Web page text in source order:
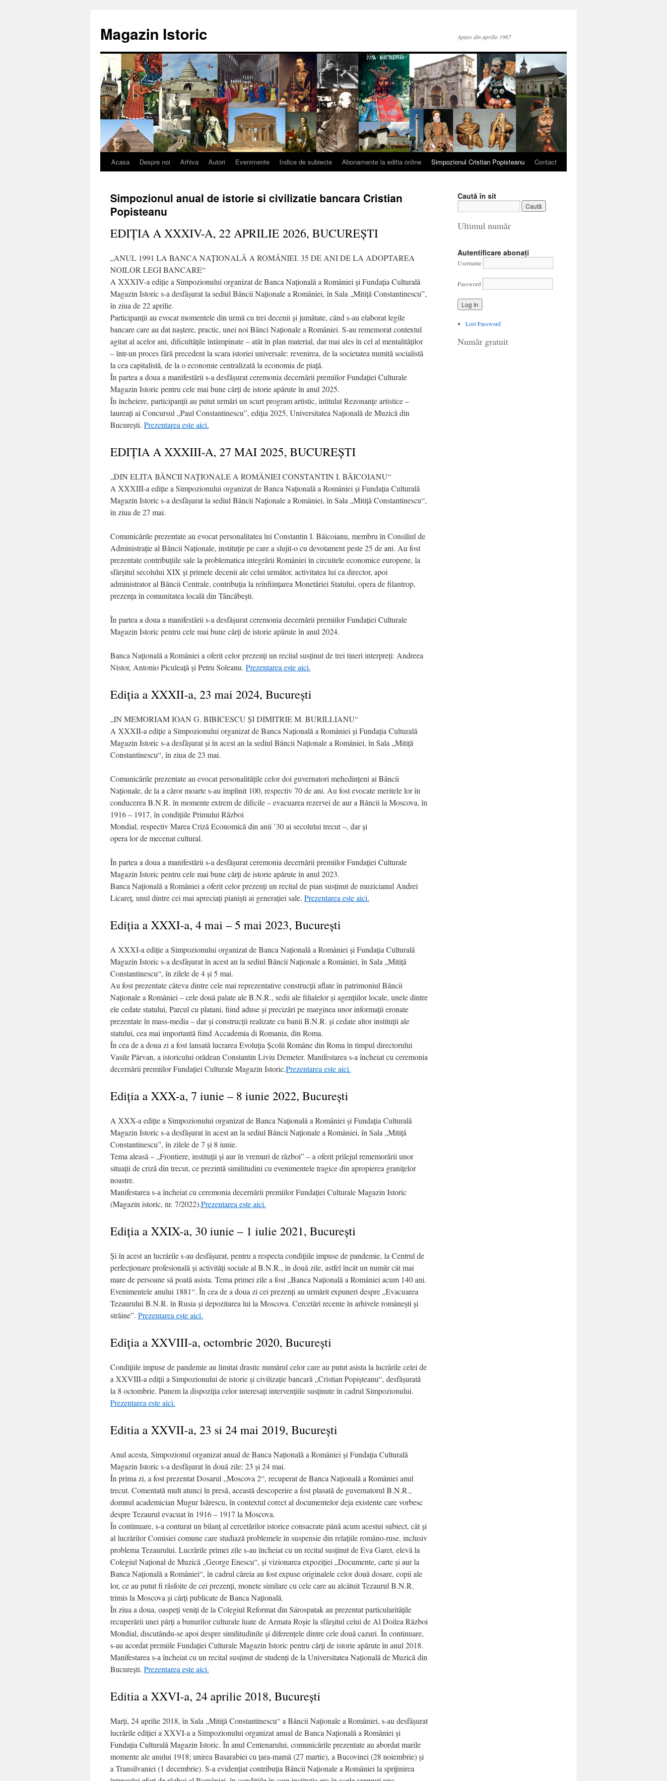
conținut
Magazin Istoric Apare din aprilie 1967
Acasa Despre noi Arhiva Autori Evenimente Indice de subiecte Abonamente la editia online Simpozionul Cristian Popisteanu Contact
Simpozionul anual de istorie si civilizatie bancara Cristian
Popisteanu
EDIŢIA A XXXIV-A, 22 APRILIE 2026, BUCUREŞTI
„ANUL 1991 LA BANCA NAȚIONALĂ A ROMÂNIEI. 35 DE ANI DE LA ADOPTAREA
NOILOR LEGI BANCARE“
A XXXIV-a ediţie a Simpozionului organizat de Banca Naţională a României şi Fundaţia Culturală
Magazin Istoric s-a desfăşurat la sediul Băncii Naţionale a României, în Sala „Mitiţă Constantinescu”,
în ziua de 22 aprilie.
Participanții au evocat momentele din urmă cu trei decenii și jumătate, când s-au elaborat legile
bancare care au dat naştere, practic, unei noi Bănci Naţionale a României. S-au rememorat contextul
agitat al acelor ani, dificultăţile întâmpinate – atât în plan material, dar mai ales în cel al mentalităţilor
– într-un proces fără precedent la scara istoriei universale: revenirea, de la societatea numită socialistă
la cea capitalistă, de la o economie centralizată la economia de piaţă.
În partea a doua a manifestării s-a desfăşurat ceremonia decernării premiilor Fundaţiei Culturale
Magazin Istoric pentru cele mai bune cărţi de istorie apărute în anul 2025.
În încheiere, participanţii au putut urmări un scurt program artistic, intitulat Rezonanțe artistice –
laureați ai Concursul „Paul Constantinescu”, ediția 2025, Universitatea Națională de Muzică din
București. Prezentarea este aici.
EDIŢIA A XXXIII-A, 27 MAI 2025, BUCUREŞTI
„DIN ELITA BĂNCII NAȚIONALE A ROMÂNIEI CONSTANTIN I. BĂICOIANU“
A XXXIII-a ediţie a Simpozionului organizat de Banca Naţională a României şi Fundaţia Culturală
Magazin Istoric s-a desfăşurat la sediul Băncii Naţionale a României, în Sala „Mitiţă Constantinescu“,
în ziua de 27 mai.
Comunicările prezentate au evocat personalitatea lui Constantin I. Băicoianu, membru în Consiliul de
Administraţie al Băncii Naţionale, instituţie pe care a slujit-o cu devotament peste 25 de ani. Au fost
prezentate contribuţiile sale la problematica integrării României în circuitele economice europene, la
sfârşitul secolului XIX şi primele decenii ale celui următor, activitatea lui ca director, apoi
administrator al Băncii Centrale, contribuţia la reînfiinţarea Monetăriei Statului, opera de filantrop,
prezenţa în comunitatea locală din Tâncăbeşti.
În partea a doua a manifestării s-a desfăşurat ceremonia decernării premiilor Fundaţiei Culturale
Magazin Istoric pentru cele mai bune cărţi de istorie apărute în anul 2024.
Banca Naţională a României a oferit celor prezenţi un recital susţinut de trei tineri interpreţi: Andreea
Nistor, Antonio Piculeață şi Petru Soleanu. Prezentarea este aici.
Ediţia a XXXII-a, 23 mai 2024, Bucureşti
„IN MEMORIAM IOAN G. BIBICESCU ȘI DIMITRIE M. BURILLIANU“
A XXXII-a ediţie a Simpozionului organizat de Banca Naţională a României şi Fundaţia Culturală
Magazin Istoric s-a desfăşurat şi în acest an la sediul Băncii Naţionale a României, în Sala „Mitiţă
Constantinescu“, în ziua de 23 mai.
Comunicările prezentate au evocat personalităţile celor doi guvernatori mehedinţeni ai Băncii
Naţionale, de la a căror moarte s-au împlinit 100, respectiv 70 de ani. Au fost evocate meritele lor în
conducerea B.N.R. în momente extrem de dificile – evacuarea rezervei de aur a Băncii la Moscova, în
1916 – 1917, în condiţiile Primului Război
Mondial, respectiv Marea Criză Economică din anii ’30 ai secolului trecut –, dar şi
opera lor de mecenat cultural.
În partea a doua a manifestării s-a desfăşurat ceremonia decernării premiilor Fundaţiei Culturale
Magazin Istoric pentru cele mai bune cărţi de istorie apărute în anul 2023.
Banca Naţională a României a oferit celor prezenţi un recital de pian susținut de muzicianul Andrei
Licareț, unul dintre cei mai apreciaţi pianişti ai generaţiei sale. Prezentarea este aici.
Ediţia a XXXI-a, 4 mai – 5 mai 2023, Bucureşti
A XXXI-a ediţie a Simpozionului organizat de Banca Naţională a României şi Fundaţia Culturală
Magazin Istoric s-a desfăşurat în acest an la sediul Băncii Naţionale a României, în Sala „Mitiţă
Constantinescu“, în zilele de 4 şi 5 mai.
Au fost prezentate câteva dintre cele mai reprezentative construcţii aflate în patrimoniul Băncii
Naţionale a României – cele două palate ale B.N.R., sedii ale filialelor şi agenţiilor locale, unele dintre
ele cedate statului, Parcul cu platani, fiind aduse şi precizări pe marginea unor informaţii eronate
prezentate în mass-media – dar şi construcţii realizate cu banii B.N.R. şi cedate altor instituţii ale
statului, cea mai importantă fiind Accademia di Romania, din Roma.
În cea de a doua zi a fost lansată lucrarea Evoluția Școlii Române din Roma în timpul directorului
Vasile Pârvan, a istoricului orădean Constantin Liviu Demeter. Manifestarea s-a încheiat cu ceremonia
decernării premiilor Fundaţiei Culturale Magazin Istoric.Prezentarea este aici.
Ediţia a XXX-a, 7 iunie – 8 iunie 2022, Bucureşti
A XXX-a ediţie a Simpozionului organizat de Banca Naţională a României şi Fundaţia Culturală
Magazin Istoric s-a desfăşurat în acest an la sediul Băncii Naţionale a României, în Sala „Mitiţă
Constantinescu”, în zilele de 7 şi 8 iunie.
Tema aleasă – „Frontiere, instituții și aur în vremuri de război” – a oferit prilejul rememorării unor
situaţii de criză din trecut, ce prezintă similitudini cu evenimentele tragice din apropierea graniţelor
noastre.
Manifestarea s-a încheiat cu ceremonia decernării premiilor Fundaţiei Culturale Magazin Istoric
(Magazin istoric, nr. 7/2022).Prezentarea este aici.
Ediţia a XXIX-a, 30 iunie – 1 iulie 2021, Bucureşti
Şi în acest an lucrările s-au desfășurat, pentru a respecta condițiile impuse de pandemie, la Centrul de
perfecționare profesională și activități sociale al B.N.R., în două zile, astfel încât un număr cât mai
mare de persoane să poată asista. Tema primei zile a fost „Banca Națională a României acum 140 ani.
Evenimentele anului 1881“. În cea de a doua zi cei prezenți au urmărit expuneri despre „Evacuarea
Tezaurului B.N.R. în Rusia și depozitarea lui la Moscova. Cercetări recente în arhivele românești și
străine”. Prezentarea este aici.
Ediția a XXVIII-a, octombrie 2020, București
Condiţiile impuse de pandemie au limitat drastic numărul celor care au putut asista la lucrările celei de
a XXVIII-a ediţii a Simpozionului de istorie şi civilizaţie bancară „Cristian Popişteanu“, desfăşurată
la 8 octombrie. Punem la dispoziţia celor interesaţi intervenţiile susţinute în cadrul Simpozionului.
Prezentarea este aici.
Editia a XXVII-a, 23 si 24 mai 2019, Bucureşti
Anul acesta, Simpozionul organizat anual de Banca Naţională a României şi Fundaţia Culturală
Magazin Istoric s-a desfăşurat în două zile: 23 şi 24 mai.
În prima zi, a fost prezentat Dosarul „Moscova 2“, recuperat de Banca Naţională a României anul
trecut. Comentată mult atunci în presă, această descoperire a fost plasată de guvernatorul B.N.R.,
domnul academician Mugur Isărescu, în contextul corect al documentelor deja existente care vorbesc
despre Tezaurul evacuat în 1916 – 1917 la Moscova.
În continuare, s-a conturat un bilanţ al cercetărilor istorice consacrate până acum acestui subiect, cât şi
al lucrărilor Comisiei comune care studiază problemele în suspensie din relaţiile româno-ruse, inclusiv
problema Tezaurului. Lucrările primei zile s-au încheiat cu un recital susținut de Eva Garet, elevă la
Colegiul Naţional de Muzică „George Enescu“, şi vizionarea expoziţiei „Documente, carte și aur la
Banca Națională a României“, în cadrul căreia au fost expuse originalele celor două dosare, copii ale
lor, ce au putut fi răsfoite de cei prezenţi, monete similare cu cele care au alcătuit Tezaurul B.N.R.
trimis la Moscova şi cărţi publicate de Banca Naţională.
În ziua a doua, oaspeţi veniţi de la Colegiul Reformat din Sárospatak au prezentat particularităţile
recuperării unei părţi a bunurilor culturale luate de Armata Roşie la sfârşitul celui de Al Doilea Război
Mondial, discutându-se apoi despre similitudinile şi diferenţele dintre cele două cazuri. În continuare,
s-au acordat premiile Fundaţiei Culturale Magazin Istoric pentru cărţi de istorie apărute în anul 2018.
Manifestarea s-a încheiat cu un recital susținut de studenți de la Universitatea Națională de Muzică din
București. Prezentarea este aici.
Editia a XXVI-a, 24 aprilie 2018, Bucureşti
Marţi, 24 aprilie 2018, în Sala „Mitiţă Constantinescu“ a Băncii Naţionale a României, s-au desfăşurat
lucrările ediţiei a XXVI-a a Simpozionului organizat anual de Banca Naţională a României şi
Fundaţia Culturală Magazin Istoric. În anul Centenarului, comunicările prezentate au abordat marile
momente ale anului 1918; unirea Basarabiei cu ţara-mamă (27 martie), a Bucovinei (28 noiembrie) şi
a Transilvaniei (1 decembrie). S-a evidenţiat contribuţia Băncii Naţionale a României la sprijinirea
Caută în sit
Ultimul număr
Autentificare abonați
Username
Password
Lost Password
Număr gratuit